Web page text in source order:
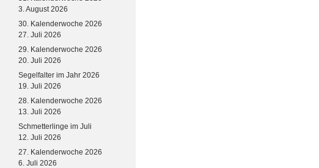
3. August 2026
30. Kalenderwoche 2026
27. Juli 2026
29. Kalenderwoche 2026
20. Juli 2026
Segelfalter im Jahr 2026
19. Juli 2026
28. Kalenderwoche 2026
13. Juli 2026
Schmetterlinge im Juli
12. Juli 2026
27. Kalenderwoche 2026
6. Juli 2026